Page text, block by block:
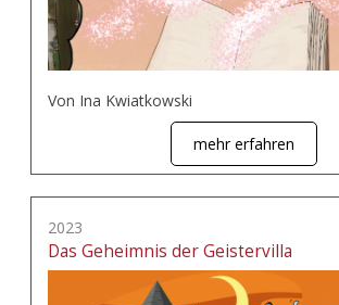
Von Ina Kwiatkowski
mehr erfahren
2023
Das Geheimnis der Geistervilla